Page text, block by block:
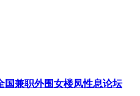
国兼职外围女楼凤性息论坛